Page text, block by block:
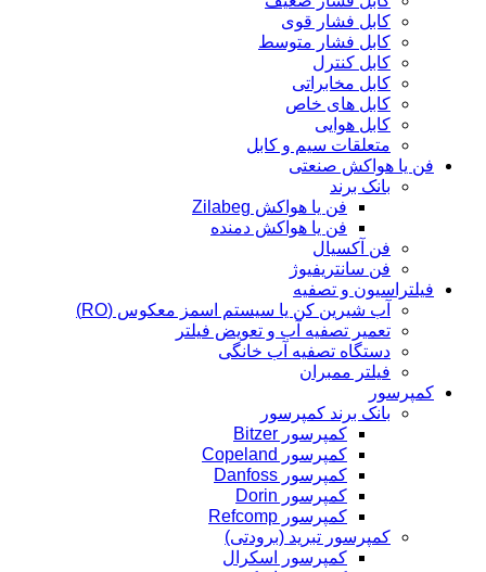
کابل فشار قوی
کابل فشار متوسط
کابل کنترل
کابل مخابراتی
کابل های خاص
کابل هوایی
متعلقات سیم و کابل
فن یا هواکش صنعتی
بانک برند
فن یا هواکش Zilabeg
فن یا هواکش دمنده
فن آکسیال
فن سانتریفیوژ
فیلتراسیون و تصفیه
آب شیرین کن یا سیستم اسمز معکوس (RO)
تعمیر تصفیه آب و تعویض فیلتر
دستگاه تصفیه آب خانگی
فیلتر ممبران
کمپرسور
بانک برند کمپرسور
کمپرسور Bitzer
کمپرسور Copeland
کمپرسور Danfoss
کمپرسور Dorin
کمپرسور Refcomp
کمپرسور تبرید (برودتی)
کمپرسور اسکرال